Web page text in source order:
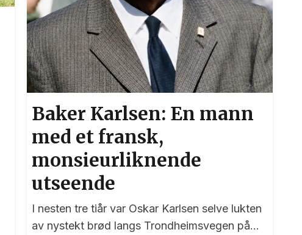
Baker Karlsen: En mann
med et fransk,
monsieurliknende
utseende
I nesten tre tiår var Oskar Karlsen selve lukten
av nystekt brød langs Trondheimsvegen på